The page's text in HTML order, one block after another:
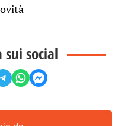
sui social